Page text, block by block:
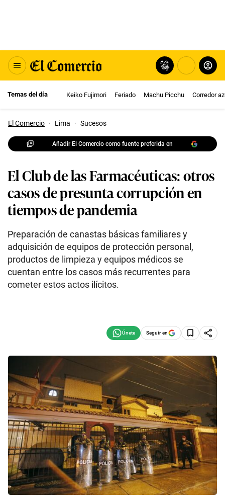
Temas del día Keiko Fujimori Feriado Machu Picchu Corredor
El Comercio · Lima · Sucesos
Añadir El Comercio como fuente preferida en
El Club de las Farmacéuticas: otros
casos de presunta corrupción en
tiempos de pandemia
Preparación de canastas básicas familiares y
adquisición de equipos de protección personal,
productos de limpieza y equipos médicos se
cuentan entre los casos más recurrentes para
cometer estos actos ilícitos.
Seguir en